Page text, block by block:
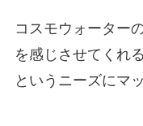
コスモウォーター
を感じさせてくれ
というニーズにマ